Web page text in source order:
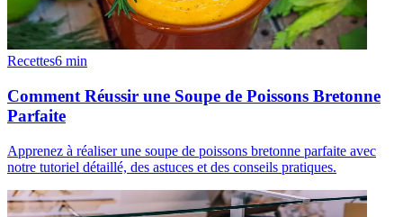
Recettes6 min
Comment Réussir une Soupe de Poissons Bretonne
Parfaite
Apprenez à réaliser une soupe de poissons bretonne parfaite avec
notre tutoriel détaillé, des astuces et des conseils pratiques.